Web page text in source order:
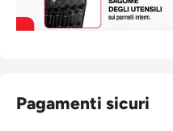
Pagamenti sicuri